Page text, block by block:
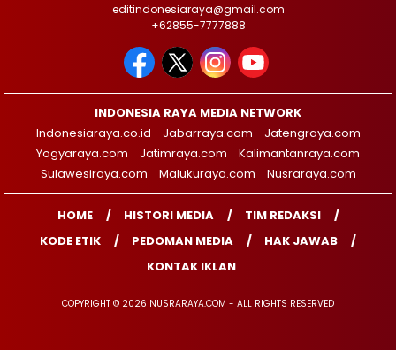
editindonesiaraya@gmail.com
+62855-7777888
INDONESIA RAYA MEDIA NETWORK
Indonesiaraya.co.id
Jabarraya.com
Jatengraya.com
Yogyaraya.com
Jatimraya.com
Kalimantanraya.com
Sulawesiraya.com
Malukuraya.com Nusraraya.com
HOME HISTORI MEDIA
TIM REDAKSI
KODE ETIK
PEDOMAN MEDIA
HAK JAWAB
KONTAK IKLAN
COPYRIGHT © 2026 NUSRARAYA.COM - ALL RIGHTS RESERVED